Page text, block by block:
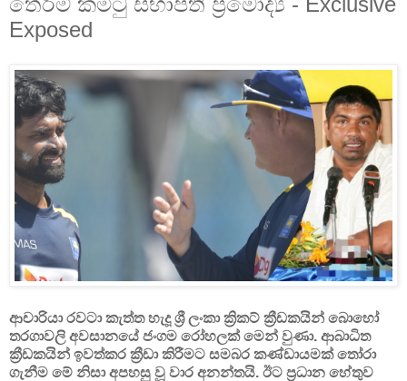
Exposed
ආචාරියා රවටා කැත්ත හැදූ ශ්‍රී ලංකා ක්‍රිකට් ක්‍රීඩකයින් බොහෝ
තරගාවලි අවසානයේ ජංගම රෝහලක් මෙන් වුණා. ආබාධිත
ක්‍රීඩකයින් ඉවත්කර ක්‍රීඩා කිරීමට සමබර කණ්ඩායමක් තෝරා
ගැනීම මේ නිසා අපහසු වූ වාර අනන්තයි. ඊට ප්‍රධාන හේතුව